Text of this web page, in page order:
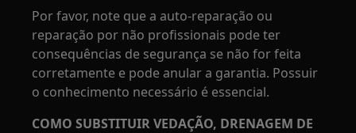
Por favor, note que a auto-reparação ou
reparação por não profissionais pode ter
consequências de segurança se não for feita
corretamente e pode anular a garantia. Possuir
o conhecimento necessário é essencial.
COMO SUBSTITUIR VEDAÇÃO, DRENAGEM DE